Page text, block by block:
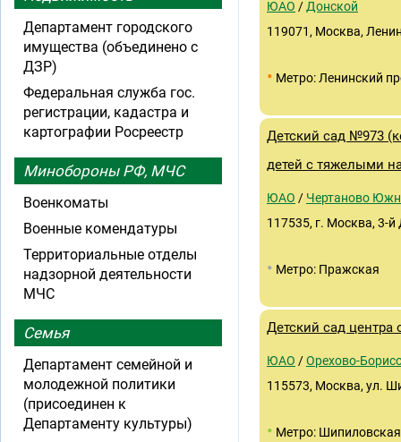
ЮАО / Донской
119071, Москва,
• Метро: Ленинский
Детский сад №973
детей с тяжелыми
ЮАО / Чертаново
117535, г. Москва, 3-
• Метро: Пражская
Детский сад
ЮАО /Орехово-
115573, Москва, ул.
• Метро: Шипиловская
Департамент городского
имущества (объединено с
ДЗР)
Федеральная служба гос.
регистрации, кадастра и
картографии Росреестр
Минобороны РФ, МЧС
Военкоматы
Военные комендатуры
Территориальные отделы
надзорной деятельности
МЧС
Семья
Департамент семейной и
молодежной политики
(присоединен к
Департаменту культуры)